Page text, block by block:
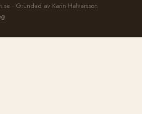
· Grundad av Karin Halvarsson